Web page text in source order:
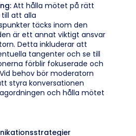
Att hålla mötet på rätt
att alla
täcks inom den
är ett annat viktigt ansvar
Detta inkluderar att
tangenter och se till
förblir fokuserade och
behov bör moderatorn
styra konversationen
och hålla mötet